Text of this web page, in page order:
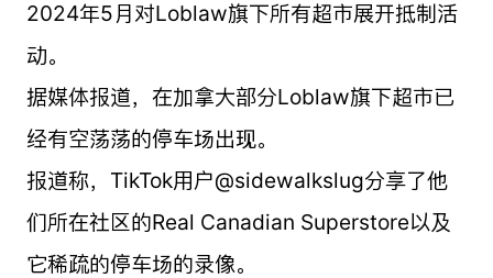
2024年5月对Loblaw旗下所有超市展开抵制活
动。
据媒体报道，在加拿大部分Loblaw旗下超市已
经有空荡荡的停车场出现。
报道称，TikTok用户@sidewalkslug分享了他
们所在社区的Real Canadian Superstore以及
它稀疏的停车场的录像。